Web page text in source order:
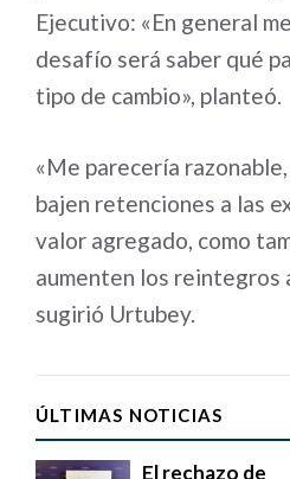
Ejecutivo: «En general
desafío será saber qué
tipo de cambio», planteó.
«Me parecería
bajen retenciones a las
valor agregado, como
aumenten los reintegros
sugirió Urtubey.
ÚLTIMAS NOTICIAS
El rechazo de